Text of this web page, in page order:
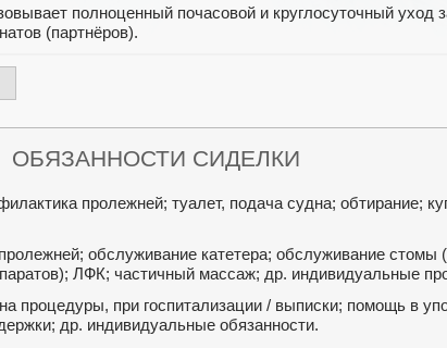
полноценный почасовой и круглосуточный уход
(партнёров).
ОБЯЗАННОСТИ СИДЕЛКИ
пролежней; туалет, подача судна; обтирание;
обслуживание катетера; обслуживание стомы
ЛФК; частичный массаж; др. индивидуальные
процедуры, при госпитализации / выписки; помощь в
др. индивидуальные обязанности.